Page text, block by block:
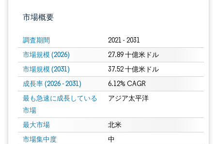
市場概要
調査期間 2021 - 2031
市場規模 (2026) 27.89 十億米ドル
市場規模 (2031) 37.52 十億米ドル
成長率 (2026 - 2031) 6.12% CAGR
最も急速に成長している
市場
アジア太平洋
最大市場 北米
市場集中度 中